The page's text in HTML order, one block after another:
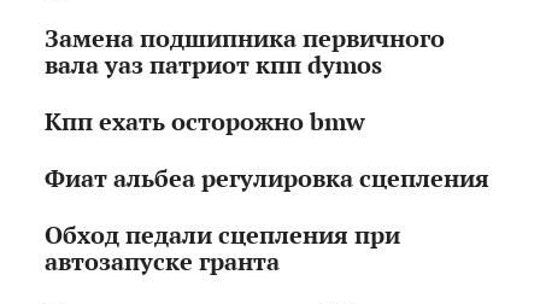
Замена подшипника первичного
вала уаз патриот кпп dymos
Кпп ехать осторожно bmw
Фиат альбеа регулировка сцепления
Обход педали сцепления при
автозапуске гранта